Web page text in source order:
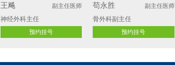
王飚 副主任医师
神经外科主任
预约挂号
苟永胜 副主任医师
骨外科副主任
预约挂号